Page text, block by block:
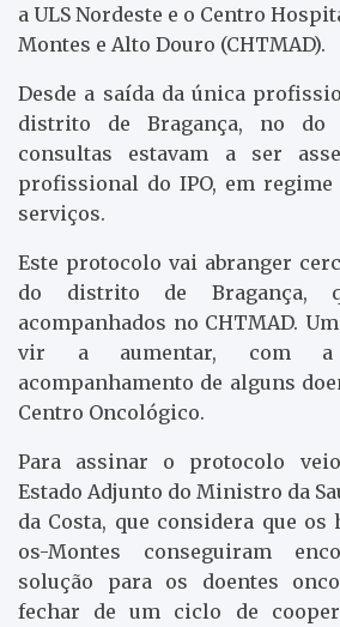
a ULS Nordeste e o Centro
Montes e Alto Douro (CHTMAD).
Desde a saída da única
distrito de Bragança, no do
consultas estavam a ser
profissional do IPO, em regime
serviços.
Este protocolo vai abranger
do distrito de Bragança,
acompanhados no CHTMAD.
vir a aumentar, com a
acompanhamento de alguns
Centro Oncológico.
Para assinar o protocolo
Estado Adjunto do Ministro da
da Costa, que considera que
os-Montes conseguiram
solução para os doentes
fechar de um ciclo de